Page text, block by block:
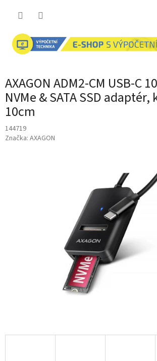
AXAGON ADM2-CM USB-C
NVMe & SATA SSD adaptér,
10cm
144719
Značka: AXAGON